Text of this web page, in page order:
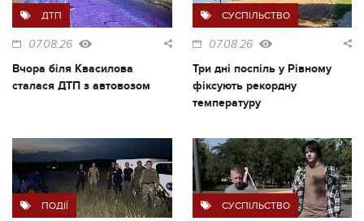
ДТП
07.08.26
Вчора біля Квасилова
сталася ДТП з автовозом
СУСПІЛЬСТВО
07.08.26
Три дні поспіль у Рівному
фіксують рекордну
температуру
ПОДІЇ СУСПІЛЬСТВО